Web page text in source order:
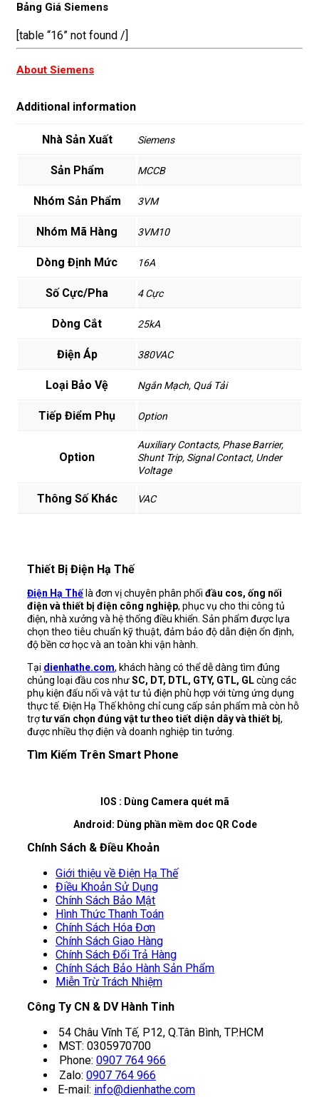
Bảng Giá Siemens
[table “16” not found /]
About Siemens
Additional information
Nhà Sản Xuất Siemens
Sản Phẩm MCCB
Nhóm Sản Phẩm 3VM
Nhóm Mã Hàng 3VM10
Dòng Định Mức 16A
Số Cực/Pha 4 Cực
Dòng Cắt 25kA
Điện Áp 380VAC
Loại Bảo Vệ Ngắn Mạch, Quá Tải
Tiếp Điểm Phụ Option
Option
Auxiliary Contacts, Phase Barrier,
Shunt Trip, Signal Contact, Under
Voltage
Thông Số Khác VAC
Thiết Bị Điện Hạ Thế
Điện Hạ Thếlà đơn vị chuyên phân phối đầu cos, ống nối
điện và thiết bị điện công nghiệp, phục vụ cho thi công tủ
điện, nhà xưởng và hệ thống điều khiển. Sản phẩm được lựa
chọn theo tiêu chuẩn kỹ thuật, đảm bảo độ dẫn điện ổn định,
độ bền cơ học và an toàn khi vận hành.
Tại dienhathe.com, khách hàng có thể dễ dàng tìm đúng
chủng loại đầu cos nhưSC, DT, DTL, GTY, GTL, GLcùng các
phụ kiện đấu nối và vật tư tủ điện phù hợp với từng ứng dụng
thực tế. Điện Hạ Thế không chỉ cung cấp sản phẩm mà còn hỗ
trợtư vấn chọn đúng vật tư theo tiết diện dây và thiết bị,
được nhiều thợ điện và doanh nghiệp tin tưởng.
Tìm Kiếm Trên Smart Phone
IOS : Dùng Camera quét mã
Android: Dùng phần mềm doc QR Code
Chính Sách & Điều Khoản
Giới thiệu về Điện Hạ Thế
Điều Khoản Sử Dụng
Chính Sách Bảo Mật
Hình Thức Thanh Toán
Chính Sách Hóa Đơn
Chính Sách Giao Hàng
Chính Sách Đổi Trả Hàng
Chính Sách Bảo Hành Sản Phẩm
Miễn Trừ Trách Nhiệm
Công Ty CN & DV Hành Tinh
54 Châu Vĩnh Tế, P12, Q.Tân Bình, TP.HCM
MST: 0305970700
Phone: 0907 764 966
Zalo: 0907 764 966
E-mail: info@dienhathe.com